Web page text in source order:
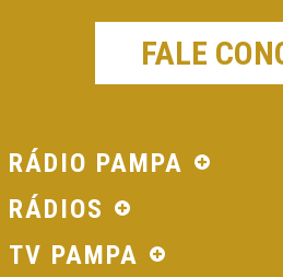
FALE
RÁDIO PAMPA
RÁDIOS
TV PAMPA